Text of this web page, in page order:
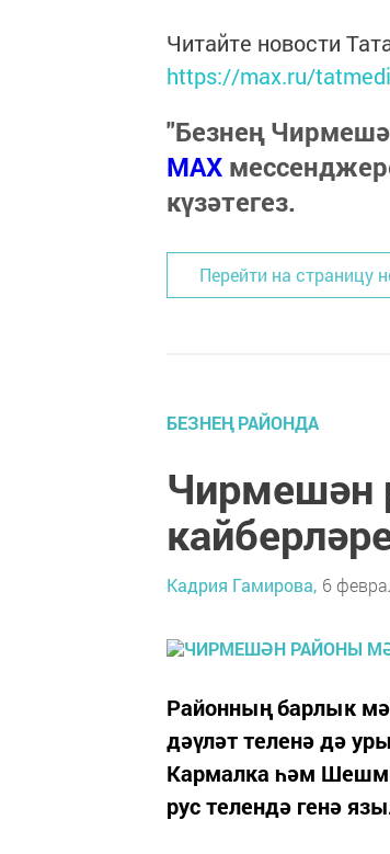
Читайте новости
https://max.ru/
"Безнең
МАХ
күзәтегез.
Перейти на страницу
БЕЗНЕҢ РАЙОНДА
Чирмешән
Кадрия Гамирова, 6
Районның барлык
дәүләт теленә дә
Кармалка һәм
рус телендә генә